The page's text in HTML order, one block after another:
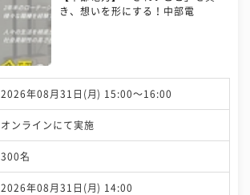
き、想いを形にする！中部電
2026年08月31日(月) 15:00〜16:00
オンラインにて実施
300名
2026年08月31日(月) 14:00